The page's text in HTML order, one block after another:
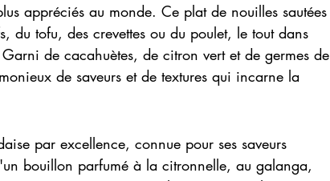
appréciés au monde. Ce plat de nouilles sautées
tofu, des crevettes ou du poulet, le tout dans
de cacahuètes, de citron vert et de germes de
de saveurs et de textures qui incarne la
par excellence, connue pour ses saveurs
bouillon parfumé à la citronnelle, au galanga,